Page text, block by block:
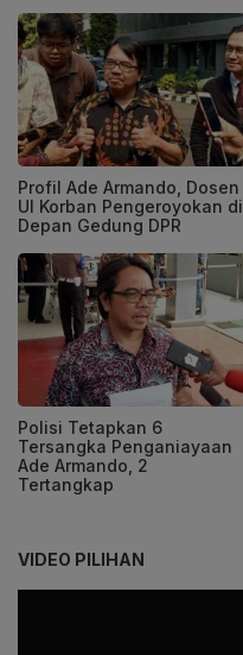
Profil Ade Armando, Dosen
UI Korban Pengeroyokan di
Depan Gedung DPR
Polisi Tetapkan 6
Tersangka Penganiayaan
Ade Armando, 2
Tertangkap
VIDEO PILIHAN